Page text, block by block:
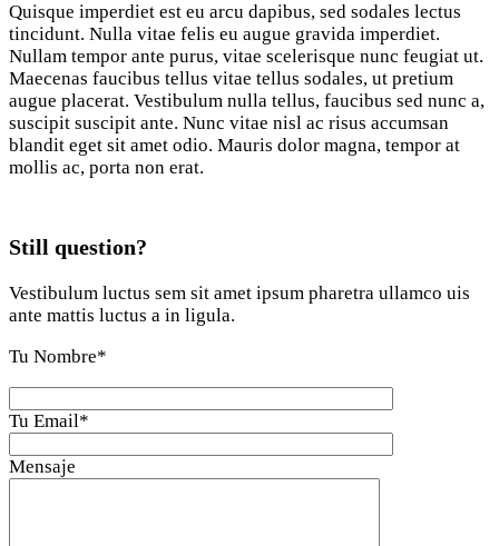
Quisque imperdiet est eu arcu dapibus, sed sodales lectus
tincidunt. Nulla vitae felis eu augue gravida imperdiet.
Nullam tempor ante purus, vitae scelerisque nunc feugiat ut.
Maecenas faucibus tellus vitae tellus sodales, ut pretium
augue placerat. Vestibulum nulla tellus, faucibus sed nunc a,
suscipit suscipit ante. Nunc vitae nisl ac risus accumsan
blandit eget sit amet odio. Mauris dolor magna, tempor at
mollis ac, porta non erat.
Still question?
Vestibulum luctus sem sit amet ipsum pharetra ullamco uis
ante mattis luctus a in ligula.
Tu Nombre*
Tu Email*
Mensaje